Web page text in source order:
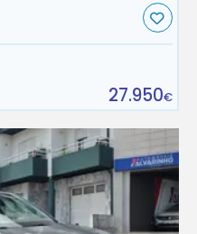
27.950€